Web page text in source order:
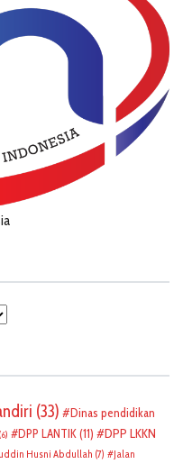
(33)
Dinas pendidikan
(6) DPP LANTIK(11)
DPP LKKN
Husni Abdullah (7)
Jalan